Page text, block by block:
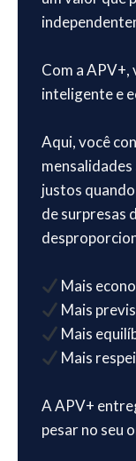
Com a
inteligente e
Aqui, você
justos
de surpresas
Mais
Mais
Mais
Mais
A APV+
pesar no seu